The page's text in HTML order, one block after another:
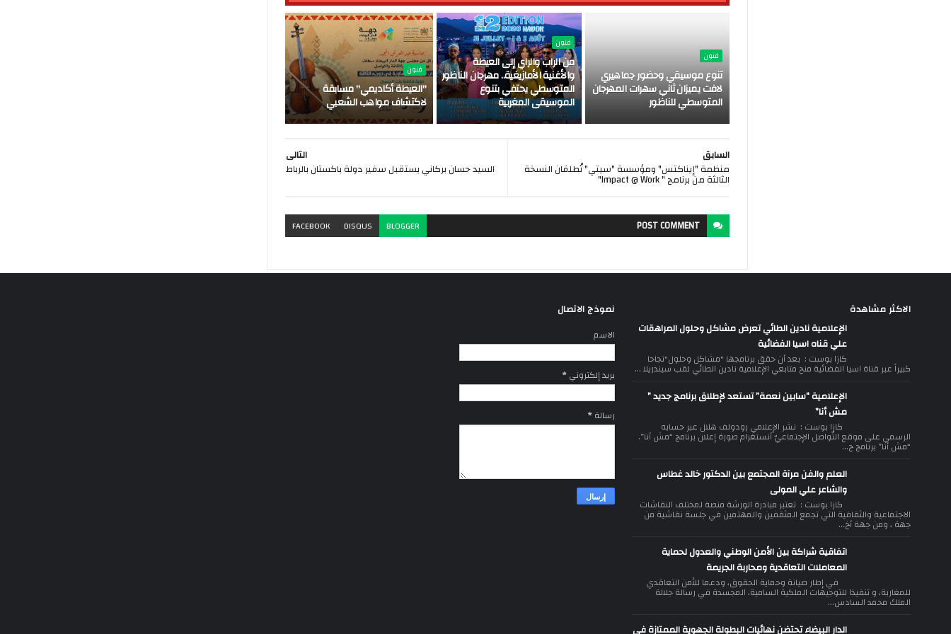
فنون
تنوع موسيقي وحضور جماهيري
لافت يميزان ثاني سهرات المهرجان
المتوسطي للناظور
فنون
من الراب والراي إلى العيطة
والأغنية الأمازيغية.. مهرجان الناظور
المتوسطي يحتفي بتنوع
الموسيقى المغربية
فنون
"العيطة أكاديمي" مسابقة
لاكتشاف مواهب الشعبي
التالى
السيد حسان بركاني يستقبل سفير دولة باكستان بالرباط
السابق
منظمة "إيناكتس" ومؤسسة "سيتي" تُطلقان النسخة
الثالثة من برنامج " Impact @ Work"
POSTCOMMENT
BLOGGER
DISQUS
FACEBOOK
الاكثر مشاهدة
الإعلامية نادين الطائي تعرض مشاكل وحلول المراهقات
علي قناه اسيا الفضائية
كازا بوست : بعد أن حقق برنامجها "مشاكل وحلول"نجاحا
كبيراً عبر قناة اسيا الفضائية منح متابعي الإعلامية نادين الطائي لقب سيندريلا ...
الإعلامية “سابين نعمة” تستعد لإطلاق برنامج جديد ”
مش أنا”
كازا بوست : نشر الإعلامي رودولف هلال عبر حسابه
الرسمي على موقع التّواصل الإجتماعيّ أنستغرام صورة إعلان برنامج “مش أنا”.
“مش أنا” برنامج ج...
العلم والفن مرآة المجتمع بين الدكتور خالد غطاس
والشاعر علي المولى
كازا بوست : تعتبر مبادرة الورشة منصة لمختلف النقاشات
الاجتماعية والثقافية التي تجمع المثقفين والمهتمين في جلسة نقاشية من
جهة ، ومن جهة أخ...
اتفاقية شراكة بين الأمن الوطني والعدول لحماية
المعاملات التعاقدية ومحاربة الجريمة
في إطار صيانة وحماية الحقوق، ودعما للأمن التعاقدي
للمغاربة، و تنفيذا للتوجيهات الملكية السامية، المجسدة في رسالة جلالة
الملك محمد السادس...
الدار البيضاء تحتضن نهائيات البطولة الجهوية الممتازة في
نموذج الاتصال
الاسم
بريد إلكتروني*
رسالة*